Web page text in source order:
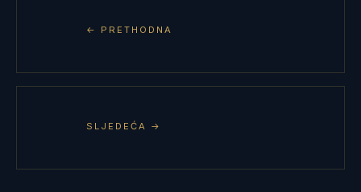
← PRETHODNA
SLJEDEĆA →